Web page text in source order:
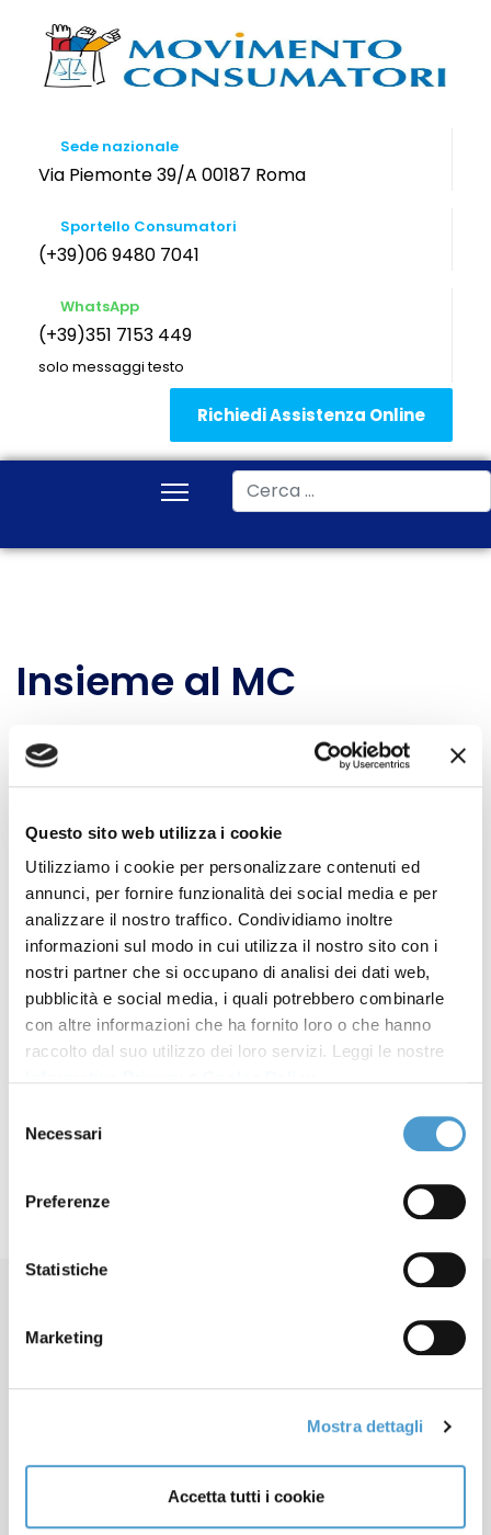
Questo sito web utilizza i cookie
Utilizziamo i cookie per personalizzare contenuti ed
annunci, per fornire funzionalità dei social media e per
analizzare il nostro traffico. Condividiamo inoltre
informazioni sul modo in cui utilizza il nostro sito con i
nostri partner che si occupano di analisi dei dati web,
pubblicità e social media, i quali potrebbero combinarle
con altre informazioni che ha fornito loro o che hanno
raccolto dal suo utilizzo dei loro servizi. Leggi le nostre
delNecessari
Preferenze
Statistiche
Marketing
Mostra dettagli
Accetta tutti i cookie
Sede nazionale
Via Piemonte 39/A 00187 Roma
Sportello Consumatori
(+39)06 9480 7041
WhatsApp
(+39)351 7153 449
solo messaggi testo
Richiedi Assistenza Online
Cerca
Insieme al MC
Chi siamo
Sei interessato a partecipare alle nostre attività?
♦ Apertura sedi locali
Condividi su
Facebook
X
LinkedIn
Mastodon
Share
Articolo precedente: MC OGGI
Prec Articolo successivo: BILANCI E TRASPARENZA
Avanti
Apertura sedi locali
Cookie Policy